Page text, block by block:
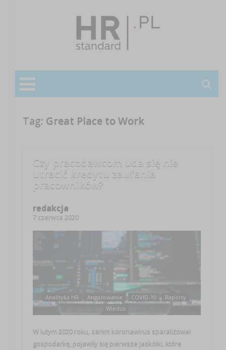
Tag: Great Place to Work
Czy pracodawcom uda się nie
utracić kredytu zaufania
pracowników?
redakcja
7 czerwca 2020
Analityka HR Angażowanie COVID-19
Raporty
Wiedza
W lutym 2020 roku, zanim koronawirus sparaliżował
gospodarkę, pojawiły się pierwsze jaskółki, które